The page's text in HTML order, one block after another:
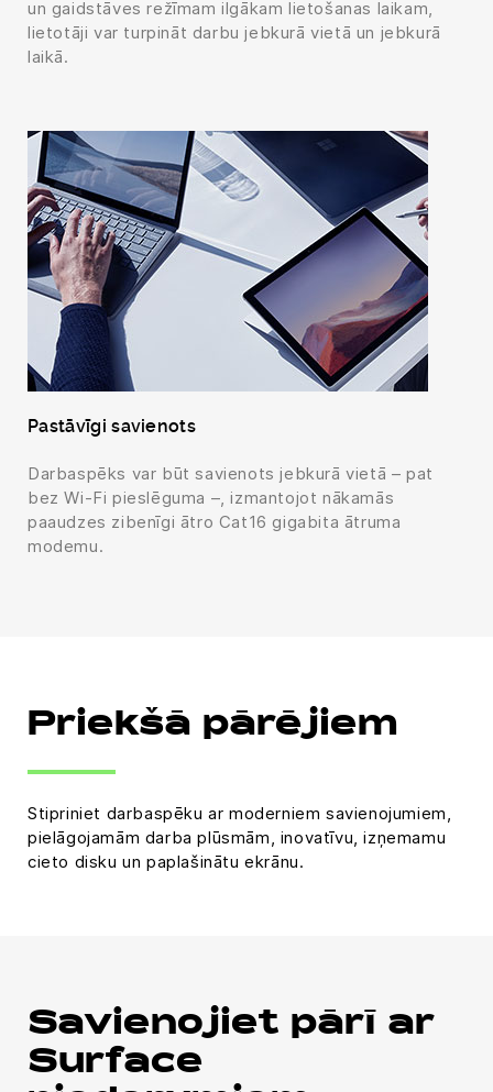
un gaidstāves režīmam ilgākam lietošanas laikam,
lietotāji var turpināt darbu jebkurā vietā un jebkurā
laikā.
Pastāvīgi savienots
Darbaspēks var būt savienots jebkurā vietā – pat
bez Wi-Fi pieslēguma –, izmantojot nākamās
paaudzes zibenīgi ātro Cat16 gigabita ātruma
modemu.
Priekšā pārējiem
Stipriniet darbaspēku ar moderniem savienojumiem,
pielāgojamām darba plūsmām, inovatīvu, izņemamu
cieto disku un paplašinātu ekrānu.
Savienojiet pārī ar
Surface